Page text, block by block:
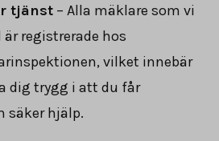
tjänst – Alla mäklare som vi
registrerade hos
vilket innebär
dig trygg i att du får
säker hjälp.